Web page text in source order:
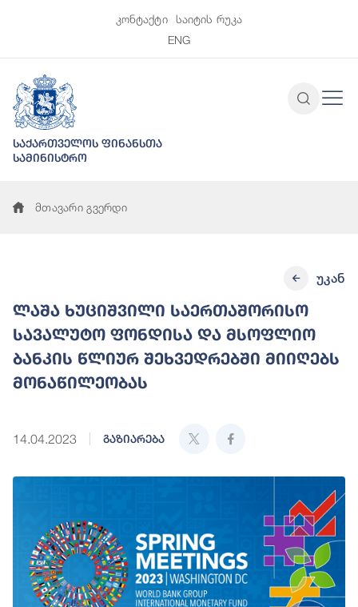
კონტაქტი
საიტის რუკა
ENG
საქართველოს ფინანსთა
სამინისტრო
მთავარი გვერდი
ლაშა ხუციშვილი საერთაშორისო
სავალუტო ფონდისა და მსოფლიო
ბანკის წლიურ შეხვედრებში მიიღებს
მონაწილეობას
14.04.2023 გაზიარება
უკან